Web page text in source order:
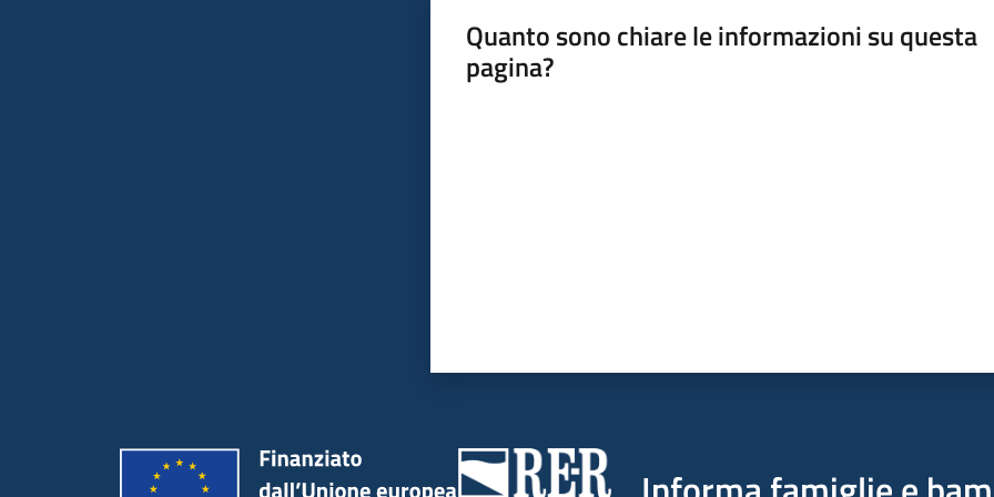
Quanto sono chiare le informazioni su questa
pagina?